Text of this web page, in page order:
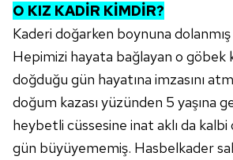
O KIZ KADİR KİMDİR?
Kaderi doğarken boynuna
Hepimizi hayata bağlayan o göbek
doğduğu gün hayatına imzasını
doğum kazası yüzünden 5 yaşına
heybetli cüssesine inat aklı da kalbi
gün büyüyememiş. Hasbelkader